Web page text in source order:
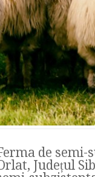
de semi-
Județul